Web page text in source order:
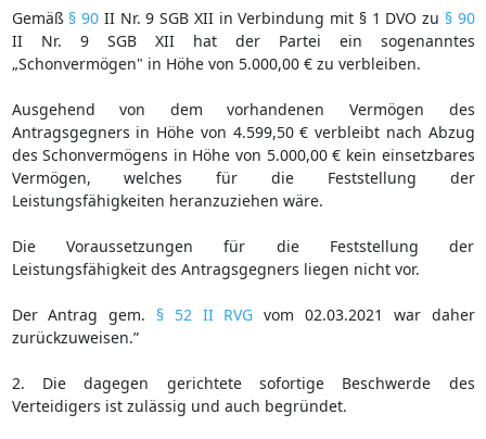
Gemäß § 90 II Nr. 9 SGB XII in Verbindung mit § 1 DVO zu § 90
II Nr. 9 SGB XII hat der Partei ein sogenanntes
„Schonvermögen" in Höhe von 5.000,00 € zu verbleiben.
Ausgehend von dem vorhandenen Vermögen des
Antragsgegners in Höhe von 4.599,50 € verbleibt nach Abzug
des Schonvermögens in Höhe von 5.000,00 € kein einsetzbares
Vermögen, welches für die Feststellung der
Leistungsfähigkeiten heranzuziehen wäre.
Die Voraussetzungen für die Feststellung der
Leistungsfähigkeit des Antragsgegners liegen nicht vor.
Der Antrag gem. § 52 II RVG vom 02.03.2021 war daher
zurückzuweisen.”
2. Die dagegen gerichtete sofortige Beschwerde des
Verteidigers ist zulässig und auch begründet.